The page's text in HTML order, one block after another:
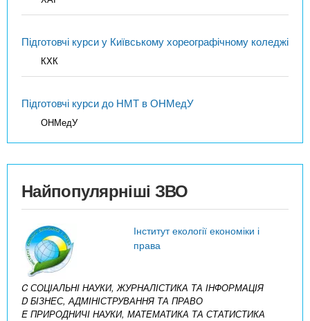
Підготовчі курси у Київському хореографічному коледжі
КХК
Підготовчі курси до НМТ в ОНМедУ
ОНМедУ
Найпопулярніші ЗВО
Інститут екології економіки і
права
C СОЦІАЛЬНІ НАУКИ, ЖУРНАЛІСТИКА ТА ІНФОРМАЦІЯ
D БІЗНЕС, АДМІНІСТРУВАННЯ ТА ПРАВО
E ПРИРОДНИЧІ НАУКИ, МАТЕМАТИКА ТА СТАТИСТИКА